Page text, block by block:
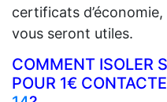
certificats
vous seront utiles.
COMMENT ISOLER
POUR 1€